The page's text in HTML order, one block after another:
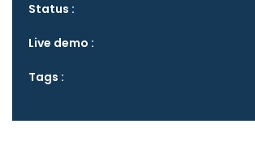
Status :
Live demo :
Tags :